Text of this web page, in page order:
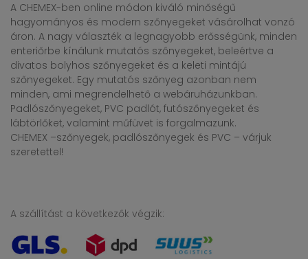
A CHEMEX-ben online módon kiváló minőségű
hagyományos és modern szőnyegeket vásárolhat vonzó
áron. A nagy választék a legnagyobb erősségünk, minden
enteriőrbe kínálunk mutatós szőnyegeket, beleértve a
divatos bolyhos szőnyegeket és a keleti mintájú
szőnyegeket. Egy mutatós szőnyeg azonban nem
minden, ami megrendelhető a webáruházunkban.
Padlószőnyegeket, PVC padlót, futószőnyegeket és
lábtörlőket, valamint műfüvet is forgalmazunk.
CHEMEX –szőnyegek, padlószőnyegek és PVC – várjuk
szeretettel!
A szállítást a következők végzik: